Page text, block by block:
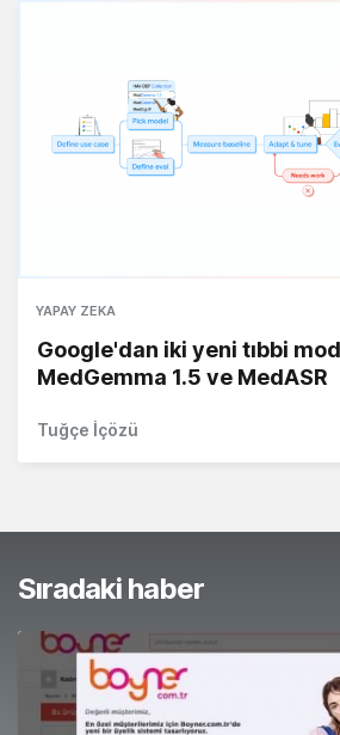
YAPAY ZEKA
Google'dan iki yeni tıbbi
MedGemma 1.5 ve MedASR
Tuğçe İçözü
Sıradaki haber